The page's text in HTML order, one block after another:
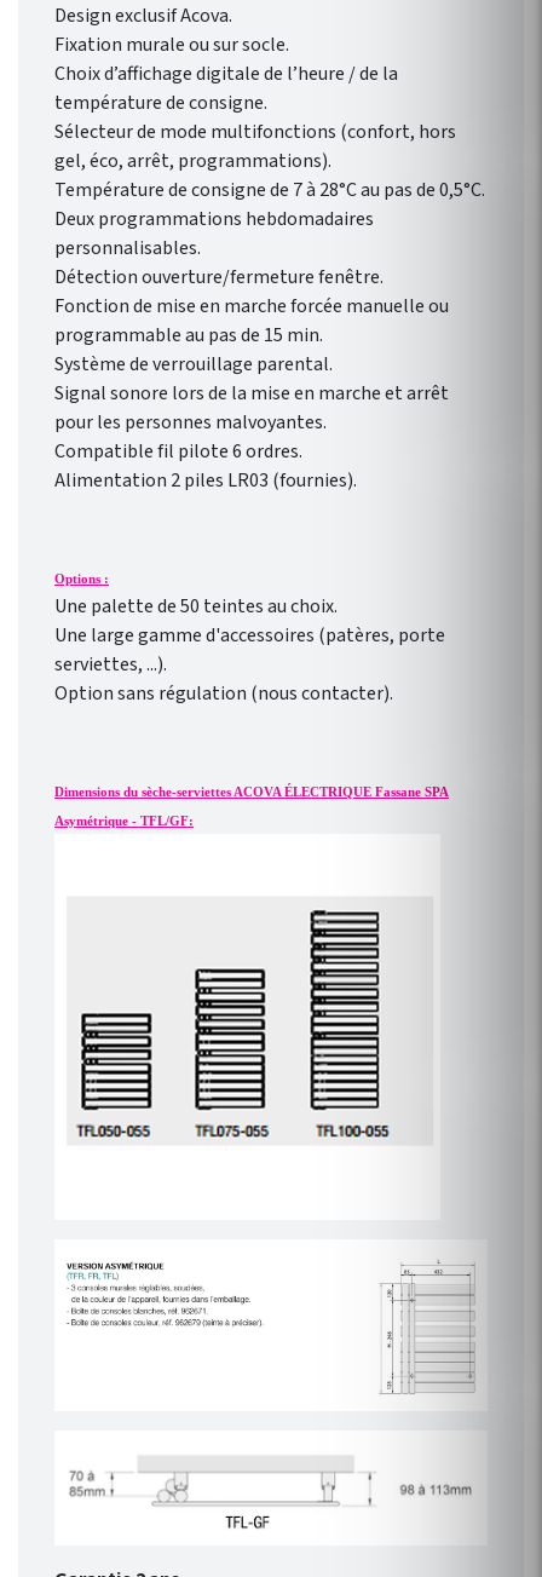
Design exclusif Acova.
Fixation murale ou sur socle.
Choix d’affichage digitale de l’heure / de la
température de consigne.
Sélecteur de mode multifonctions (confort, hors
gel, éco, arrêt, programmations).
Température de consigne de 7 à 28°C au pas de 0,5°C.
Deux programmations hebdomadaires
personnalisables.
Détection ouverture/fermeture fenêtre.
Fonction de mise en marche forcée manuelle ou
programmable au pas de 15 min.
Système de verrouillage parental.
Signal sonore lors de la mise en marche et arrêt
pour les personnes malvoyantes.
Compatible fil pilote 6 ordres.
Alimentation 2 piles LR03 (fournies).
Options :
Une palette de 50 teintes au choix.
Une large gamme d'accessoires (patères, porte
serviettes, ...).
Option sans régulation (nous contacter).
Dimensions du sèche-serviettes ACOVA ÉLECTRIQUE Fassane SPA
Asymétrique - TFL/GF: